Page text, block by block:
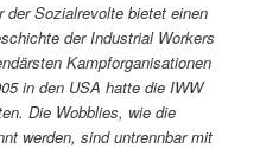
Sozialrevolte bietet einen
der Industrial Workers
Kampforganisationen
in den USA hatte die IWW
Die Wobblies, wie die
werden, sind untrennbar mit